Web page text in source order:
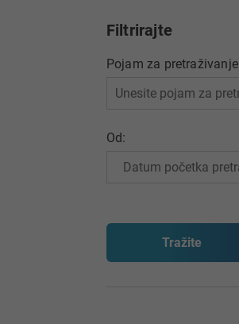
Filtrirajte
Pojam za pretraživanje
Od: